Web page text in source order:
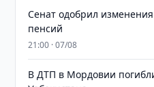
Сенат одобрил
пенсий
21:00 · 07/08
В ДТП в Мордовии